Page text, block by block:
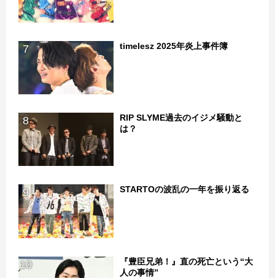
7 timelesz 2025年炎上事件簿
8
RIP SLYME過去のイジメ騒動と
は？
9 STARTOの波乱の一年を振り返る
10
『豊臣兄弟！』直の死亡という“大
人の事情”